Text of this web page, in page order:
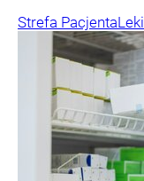
Strefa PacjentaLeki